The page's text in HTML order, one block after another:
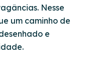
Nesse
um caminho de
e